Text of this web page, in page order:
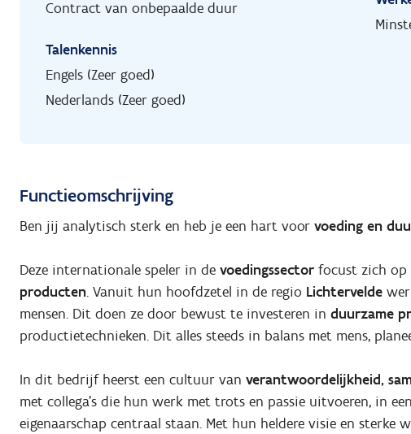
Contract van onbepaalde duur
Talenkennis
Engels (Zeer goed)
Nederlands (Zeer goed)
Functieomschrijving
Ben jij analytisch sterk en heb je een hart voor voeding en
Deze internationale speler in de voedingssector focust zich op
producten. Vanuit hun hoofdzetel in de regio Lichtervelde
mensen. Dit doen ze door bewust te investeren in duurzame
productietechnieken. Dit alles steeds in balans met mens,
In dit bedrijf heerst een cultuur van verantwoordelijkheid,
met collega’s die hun werk met trots en passie uitvoeren, in
eigenaarschap centraal staan. Met hun heldere visie en